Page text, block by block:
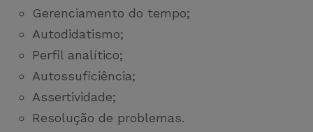
Gerenciamento do tempo;
Autodidatismo;
Perfil analítico;
Autossuficiência;
Assertividade;
Resolução de problemas.